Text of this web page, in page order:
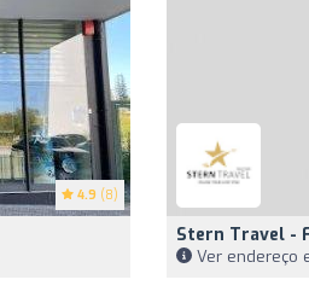
4.9 (8)
Stern Travel -
Ver endereço